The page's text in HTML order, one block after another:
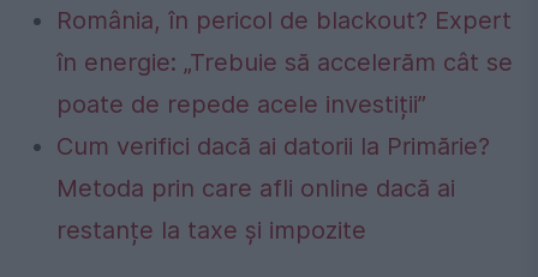
România, în pericol de blackout? Expert
în energie: „Trebuie să accelerăm cât se
poate de repede acele investiții”
Cum verifici dacă ai datorii la Primărie?
Metoda prin care afli online dacă ai
restanțe la taxe și impozite